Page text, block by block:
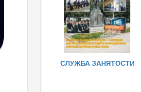
СЛУЖБА ЗАНЯТОСТИ